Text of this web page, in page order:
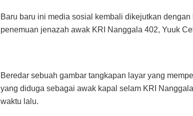
Baru baru ini media sosial kembali dikejutkan
penemuan jenazah awak KRI Nanggala 402, Yuuk
Beredar sebuah gambar tangkapan layar yang
yang diduga sebagai awak kapal selam KRI
waktu lalu.